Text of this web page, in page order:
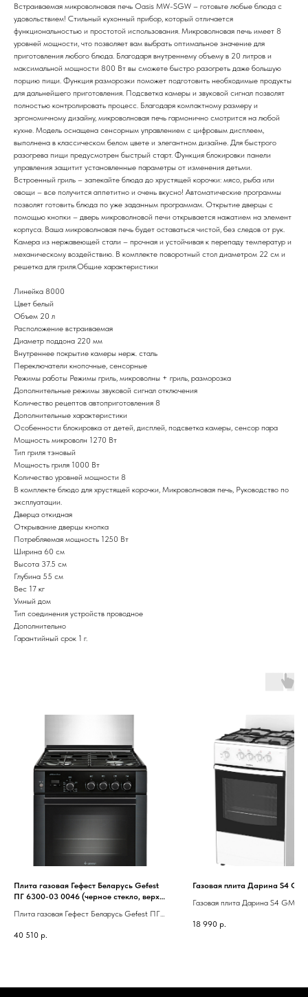
Встраиваемая микроволновая печь Oasis MW-SGW – готовьте любые блюда с
удовольствием! Стильный кухонный прибор, который отличается
функциональностью и простотой использования. Микроволновая печь имеет 8
уровней мощности, что позволяет вам выбрать оптимальное значение для
приготовления любого блюда. Благодаря внутреннему объему в 20 литров и
максимальной мощности 800 Вт вы сможете быстро разогреть даже большую
порцию пищи. Функция разморозки поможет подготовить необходимые продукты
для дальнейшего приготовления. Подсветка камеры и звуковой сигнал позволят
полностью контролировать процесс. Благодаря компактному размеру и
эргономичному дизайну, микроволновая печь гармонично смотрится на любой
кухне. Модель оснащена сенсорным управлением с цифровым дисплеем,
выполнена в классическом белом цвете и элегантном дизайне. Для быстрого
разогрева пищи предусмотрен быстрый старт. Функция блокировки панели
управления защитит установленные параметры от изменения детьми.
Встроенный гриль – запекайте блюда до хрустящей корочки: мясо, рыба или
овощи – все получится аппетитно и очень вкусно! Автоматические программы
позволят готовить блюда по уже заданным программам. Открытие дверцы с
помощью кнопки – дверь микроволновой печи открывается нажатием на элемент
корпуса. Ваша микроволновая печь будет оставаться чистой, без следов от рук.
Камера из нержавеющей стали – прочная и устойчивая к перепаду температур и
механическому воздействию. В комплекте поворотный стол диаметром 22 см и
решетка для гриля.Общие характеристики
Линейка 8000
Цвет белый
Объем 20 л
Расположение встраиваемая
Диаметр поддона 220 мм
Внутреннее покрытие камеры нерж. сталь
Переключатели кнопочные, сенсорные
Режимы работы Режимы гриль, микроволны + гриль, разморозка
Дополнительные режимы звуковой сигнал отключения
Количество рецептов автоприготовления 8
Дополнительные характеристики
Особенности блокировка от детей, дисплей, подсветка камеры, сенсор пара
Мощность микроволн 1270 Вт
Тип гриля тэновый
Мощность гриля 1000 Вт
Количество уровней мощности 8
В комплекте блюдо для хрустящей корочки, Микроволновая печь, Руководство по
эксплуатации.
Дверца откидная
Открывание дверцы кнопка
Потребляемая мощность 1250 Вт
Ширина 60 см
Высота 37.5 см
Глубина 55 см
Вес 17 кг
Умный дом
Тип соединения устройств проводное
Дополнительно
Гарантийный срок 1 г.
Плита газовая Гефест Беларусь Gefest
ПГ 6300-03 0046 (черное стекло, верх
гриль, вертел)
Плита газовая Гефест Беларусь Gefest ПГ
чугун,таймер, газ-контроль, гриль, вертел)
40 510 р.
Газовая плита Дарина S4 GM
Газовая плита Дарина S4 GM
18 990 р.